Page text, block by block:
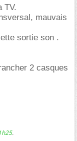
TV.
mauvais
sortie son .
2 casques
.